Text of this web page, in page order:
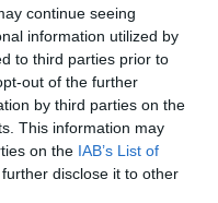
continue seeing
information utilized by
to third parties prior to
out of the further
by third parties on the
This information may
on the IAB’s List of
disclose it to other